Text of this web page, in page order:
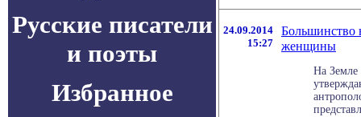
Русские писатели
и поэты
Избранное
24.09.2014
15:27
Большинство
женщины
На